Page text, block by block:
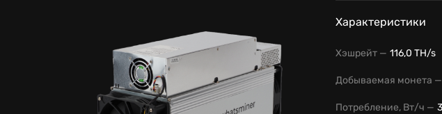
Характеристики
Хэшрейт — 116,0 TH/s
Добываемая монета —
Потребление, Вт/ч —